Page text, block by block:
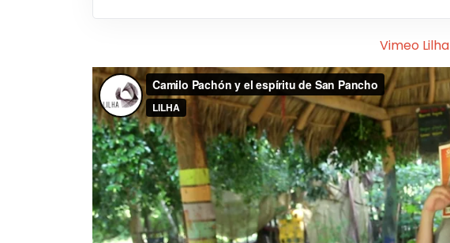
Vimeo Lilha